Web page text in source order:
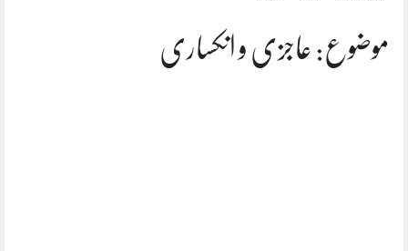
موضوع: عاجزی و انکساری